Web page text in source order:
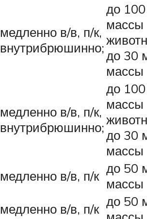
медленно в/в, п/к,
внутрибрюшинно;
до
массы
до 30
массы
медленно в/в, п/к,
внутрибрюшинно;
до
массы
до 30
массы
медленно в/в, п/к до 50
массы
медленно в/в, п/к до 50